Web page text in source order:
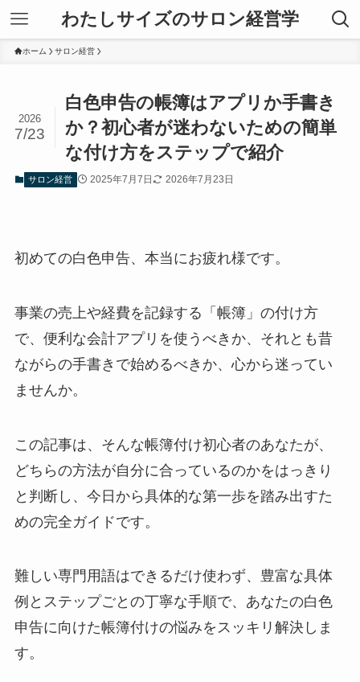
わたしサイズのサロン経営学
ホーム サロン経営
白色申告の帳簿はアプリか手書き
か？初心者が迷わないための簡単
な付け方をステップで紹介
2026
7/23
サロン経営 2025年7月7日 2026年7月23日
初めての白色申告、本当にお疲れ様です。
事業の売上や経費を記録する「帳簿」の付け方
で、便利な会計アプリを使うべきか、それとも昔
ながらの手書きで始めるべきか、心から迷ってい
ませんか。
この記事は、そんな帳簿付け初心者のあなたが、
どちらの方法が自分に合っているのかをはっきり
と判断し、今日から具体的な第一歩を踏み出すた
めの完全ガイドです。
難しい専門用語はできるだけ使わず、豊富な具体
例とステップごとの丁寧な手順で、あなたの白色
申告に向けた帳簿付けの悩みをスッキリ解決しま
す。